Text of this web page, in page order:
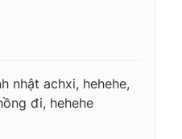
nhật achxi, hehehe,
đi, hehehe